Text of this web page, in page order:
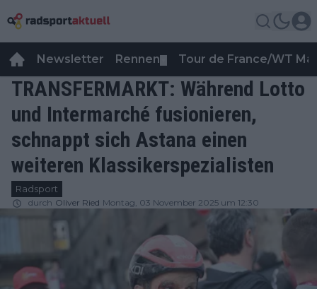
Newsletter Rennen Tour de France/WT
TRANSFERMARKT: Während Lotto
und Intermarché fusionieren,
schnappt sich Astana einen
weiteren Klassikerspezialisten
Radsport
durch Oliver Ried Montag, 03 November 2025 um 12:30